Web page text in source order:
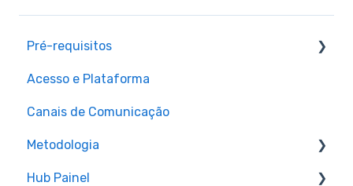
Pré-requisitos
Pré-requisitos para matrícula
Acesso e Plataforma
Canais de Comunicação
Metodologia
Aulas
Hub Painel